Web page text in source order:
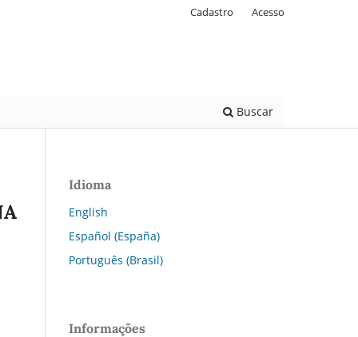
Buscar
Cadastro Acesso
Idioma
English
Español (España)
Português (Brasil)
Informações